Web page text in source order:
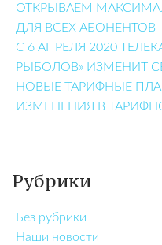
ОТКРЫВАЕМ
ДЛЯ ВСЕХ АБОНЕНТОВ
С 6 АПРЕЛЯ 2020
РЫБОЛОВ» ИЗМЕНИТ
НОВЫЕ ТАРИФНЫЕ
ИЗМЕНЕНИЯ В
Рубрики
Без рубрики
Наши новости